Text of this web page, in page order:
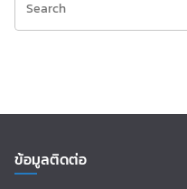
ข้อมูลติดต่อ